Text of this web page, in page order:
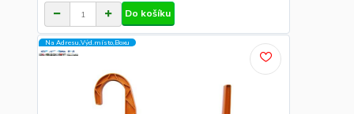
Do košíku
Na Adresu,Výd.místo,Boxu